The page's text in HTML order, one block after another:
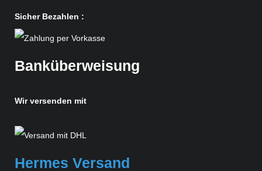
Sicher Bezahlen :
Banküberweisung
Wir versenden mit
Hermes Versand